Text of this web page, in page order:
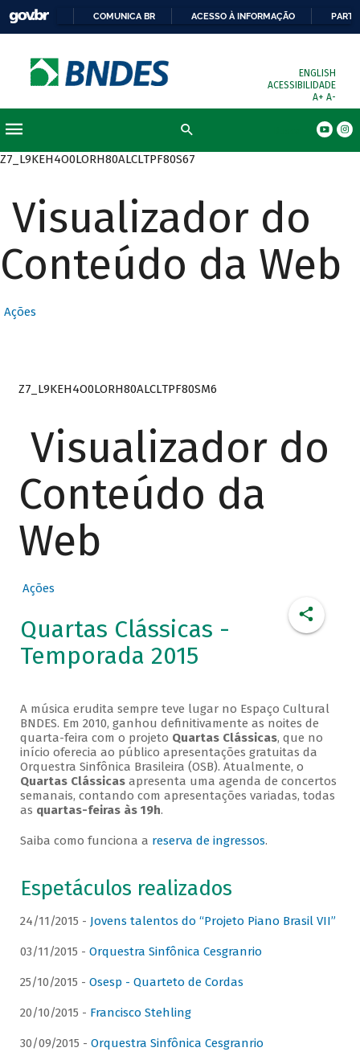
COMUNICA BR ACESSO À INFORMAÇÃO
ENGLISH
ACESSIBILIDADE
A+ A-
Z7_L9KEH4O0LORH80ALCLTPF80S67
Visualizador do
Conteúdo da Web
Ações
Z7_L9KEH4O0LORH80ALCLTPF80SM6
Visualizador do
Conteúdo da
Web
Ações
Quartas Clássicas -
Temporada 2015
A música erudita sempre teve lugar no Espaço Cultural
BNDES. Em 2010, ganhou definitivamente as noites de
quarta-feira com o projeto Quartas Clássicas, que no
início oferecia ao público apresentações gratuitas da
Orquestra Sinfônica Brasileira (OSB). Atualmente, o
Quartas Clássicasapresenta uma agenda de concertos
semanais, contando com apresentações variadas, todas
as quartas-feiras às 19h.
Saiba como funciona a reserva de ingressos.
Espetáculos realizados
24/11/2015 - Jovens talentos do “Projeto Piano Brasil VII”
03/11/2015 - Orquestra Sinfônica Cesgranrio
25/10/2015 - Osesp - Quarteto de Cordas
20/10/2015 - Francisco Stehling
30/09/2015 - Orquestra Sinfônica Cesgranrio